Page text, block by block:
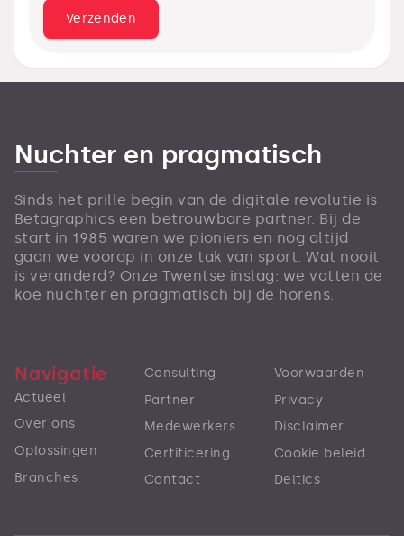
Nuchter en pragmatisch
Sinds het prille begin van de digitale revolutie is
Betagraphics een betrouwbare partner. Bij de
start in 1985 waren we pioniers en nog altijd
gaan we voorop in onze tak van sport. Wat nooit
is veranderd? Onze Twentse inslag: we vatten de
koe nuchter en pragmatisch bij de horens.
Navigatie
Actueel
Over ons
Oplossingen
Branches
Consulting
Partner
Medewerkers
Certificering
Contact
Voorwaarden
Privacy
Disclaimer
Cookie beleid
Deltics